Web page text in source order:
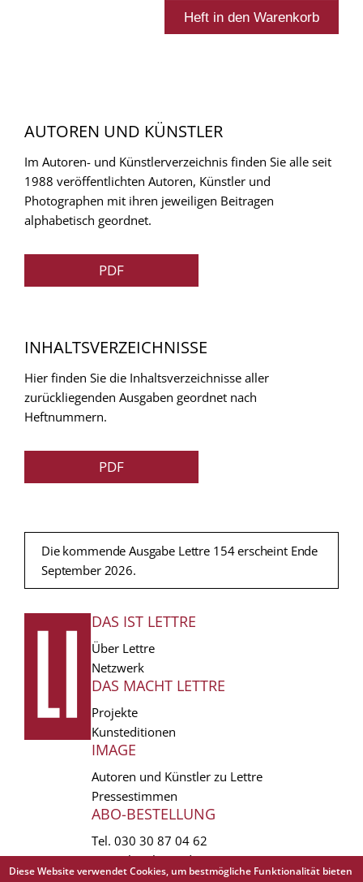
AUTOREN UND KÜNSTLER
Im Autoren- und Künstlerverzeichnis finden Sie alle seit
1988 veröffentlichten Autoren, Künstler und
Photographen mit ihren jeweiligen Beitragen
alphabetisch geordnet.
PDF
INHALTSVERZEICHNISSE
Hier finden Sie die Inhaltsverzeichnisse aller
zurückliegenden Ausgaben geordnet nach
Heftnummern.
PDF
Die kommende Ausgabe Lettre 154 erscheint Ende
September 2026.
FUSSZEILE
DAS IST LETTRE
Über Lettre
Netzwerk
DAS MACHT LETTRE
Projekte
Kunsteditionen
IMAGE
Autoren und Künstler zu Lettre
Pressestimmen
ABO-BESTELLUNG
Tel. 030 30 87 04 62
vertrieb(at)lettre.de
Diese Website verwendet Cookies, um bestmögliche Funktionalität bieten